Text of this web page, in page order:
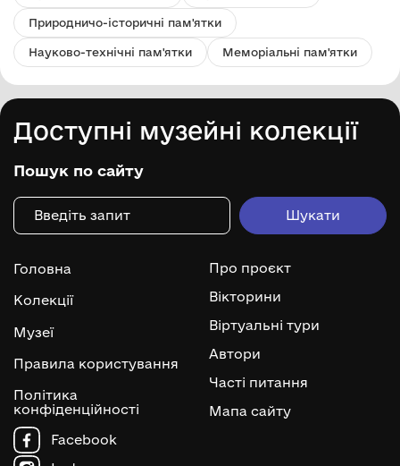
Природничо-історичні пам'ятки
Науково-технічні пам'ятки Меморіальні пам'ятки
Доступні музейні колекції
Пошук по сайту
Головна
Колекції
Музеї
Правила користування
Політика
конфіденційності
Про проєкт
Вікторини
Віртуальні тури
Автори
Часті питання
Мапа сайту
Facebook